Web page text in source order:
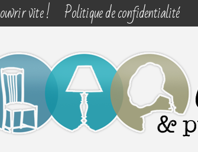
vite ! Politique de confidentialité